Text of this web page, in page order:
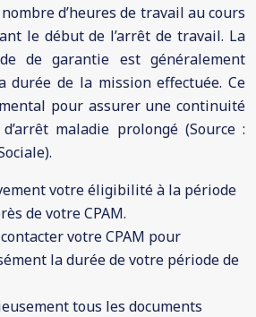
d’heures de travail au cours
le début de l’arrêt de travail. La
de garantie est généralement
durée de la mission effectuée. Ce
pour assurer une continuité
maladie prolongé (Source :
votre éligibilité à la période
de votre CPAM.
votre CPAM pour
la durée de votre période de
tous les documents